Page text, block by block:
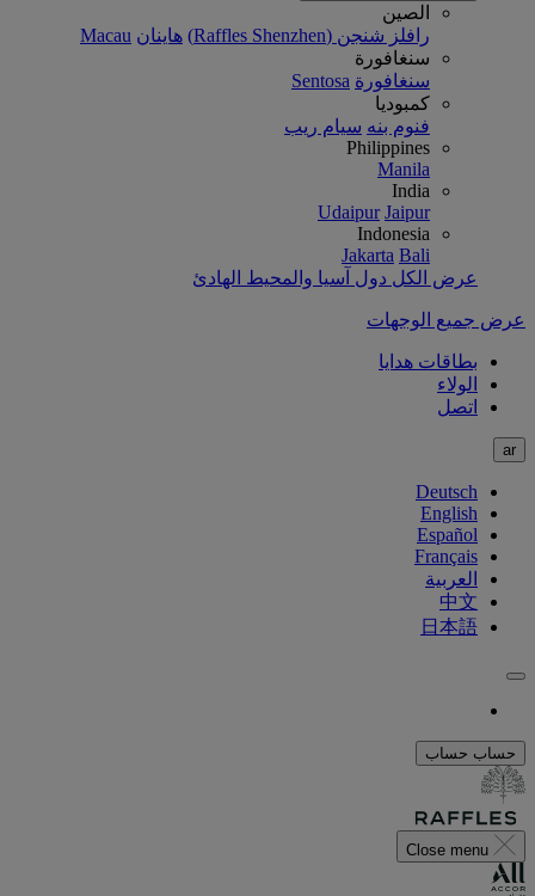
الصين
رافلز شنجن (Raffles Shenzhen)
هاينان Macau
سنغافورة
سنغافورة Sentosa
كمبوديا
فنوم بنه سيام ريب
Philippines
Manila
India
Udaipur Jaipur
Indonesia
Jakarta Bali
عرض الكل دول آسيا والمحيط الهادئ
عرض جميع الوجهات
بطاقات هدايا
الولاء
اتصل
ar
Deutsch
English
Español
Français
العربية
中文
日本語
حساب حساب
Close menu